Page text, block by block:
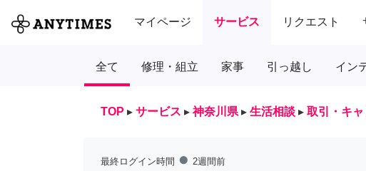
マイページ サービス リクエスト
全て 修理・組立 家事 引っ越し イン
TOP ▸ サービス ▸ 神奈川県 ▸ 生活相談 ▸ 取引・キ
最終ログイン時間 fiber_manual_record 2週間前